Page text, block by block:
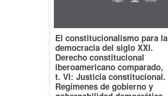
El constitucionalismo para la
democracia del siglo XXI.
Derecho constitucional
iberoamericano comparado,
t. VI: Justicia constitucional.
Regímenes de gobierno y